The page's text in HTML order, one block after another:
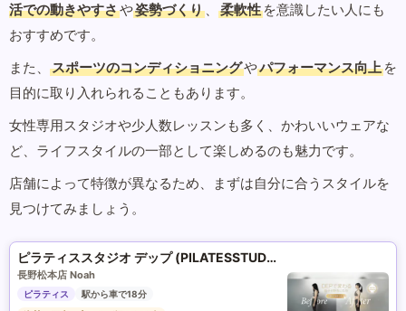
活での動きやすさや姿勢づくり 、 柔軟性 を意識したい人にも
おすすめです。
また、
スポーツのコンディショニングやパフォーマンス向上 を
目的に取り入れられることもあります。
女性専用スタジオや少人数レッスンも多く、かわいいウェアな
ど、ライフスタイルの一部として楽しめるのも魅力です。
店舗によって特徴が異なるため、まずは自分に合うスタイルを
見つけてみましょう。
ピラティススタジオ デップ (PILATESSTUDIO DEP)
長野松本店 Noah
ピラティス
駅から車で18分